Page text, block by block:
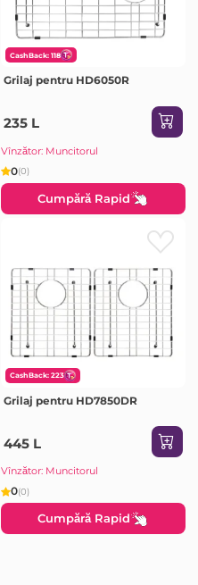
CashBack: 118
Grilaj pentru HD6050R
235 L
Vînzător: Muncitorul
0(0)
Cumpără Rapid
CashBack: 223
Grilaj pentru HD7850DR
445 L
Vînzător: Muncitorul
0(0)
Cumpără Rapid